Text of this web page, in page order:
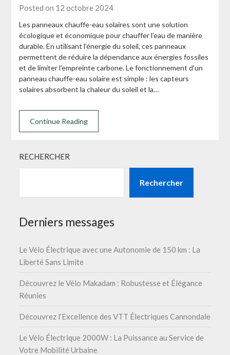
Posted on 12 octobre 2024
Les panneaux chauffe-eau solaires sont une solution
écologique et économique pour chauffer l’eau de manière
durable. En utilisant l’énergie du soleil, ces panneaux
permettent de réduire la dépendance aux énergies fossiles
et de limiter l’empreinte carbone. Le fonctionnement d’un
panneau chauffe-eau solaire est simple : les capteurs
solaires absorbent la chaleur du soleil et la…
Continue Reading
RECHERCHER
Rechercher
Derniers messages
Le Vélo Électrique avec une Autonomie de 150 km : La
Liberté Sans Limite
Découvrez le Vélo Makadam : Robustesse et Élégance
Réunies
Découvrez l’Excellence des VTT Électriques Cannondale
Le Vélo Électrique 2000W : La Puissance au Service de
Votre Mobilité Urbaine